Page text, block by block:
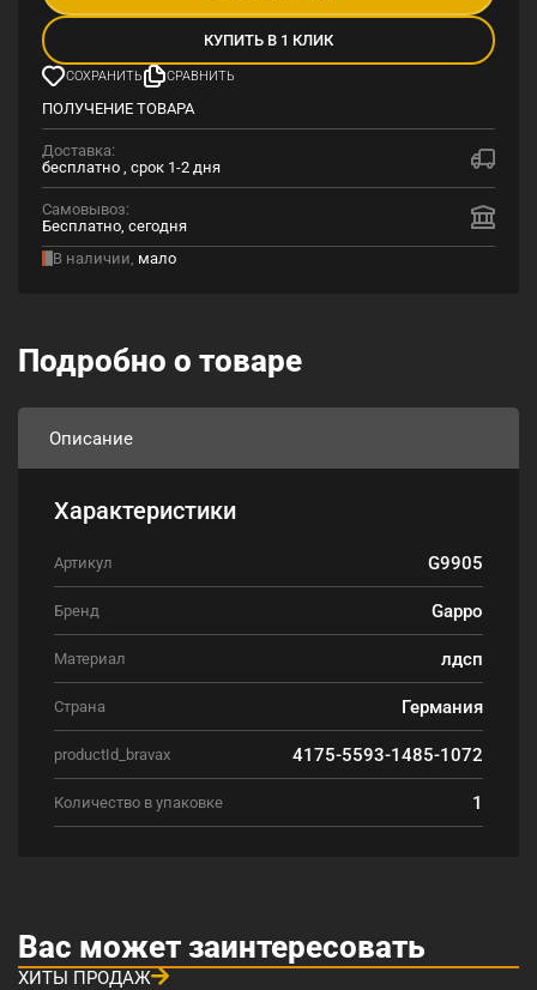
КУПИТЬ В 1 КЛИК
СОХРАНИТЬ СРАВНИТЬ
ПОЛУЧЕНИЕ ТОВАРА
Доставка:
бесплатно , срок 1-2 дня
Самовывоз:
Бесплатно, сегодня
В наличии, мало
Подробно о товаре
Описание
Характеристики
Артикул G9905
Бренд Gappo
Материал лдсп
Страна Германия
productId_bravax 4175-5593-1485-1072
Количество в упаковке 1
Вас может заинтересовать
ХИТЫ ПРОДАЖ